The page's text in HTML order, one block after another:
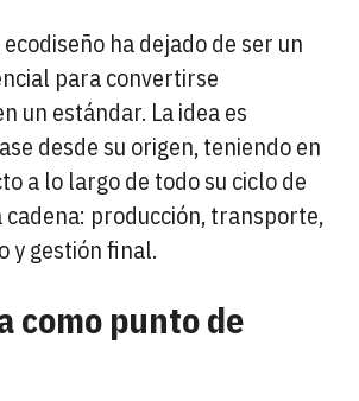
ha dejado de ser un
para convertirse
un estándar. La idea es
desde su origen, teniendo en
a lo largo de todo su ciclo de
cadena: producción, transporte,
y gestión final.
como punto de